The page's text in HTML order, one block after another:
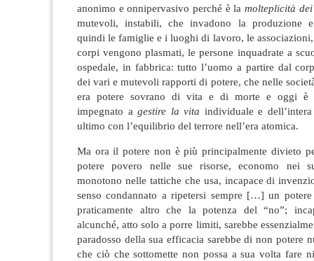
anonimo e onnipervasivo perché è lamolteplicità
mutevoli, instabili, che invadono la produzione
quindi le famiglie e i luoghi di lavoro, le
corpi vengono plasmati, le persone inquadrate a
ospedale, in fabbrica: tutto l’uomo a partire dal
dei vari e mutevoli rapporti di potere, che nelle
era potere sovrano di vita e di morte e oggi è
impegnato a gestire la vita individuale e
ultimo con l’equilibrio del terrore nell’era atomica.
Ma ora il potere non è più principalmente divieto
potere povero nelle sue risorse, economo nei
monotono nelle tattiche che usa, incapace di
senso condannato a ripetersi sempre […] un potere
praticamente altro che la potenza del “no”;
alcunché, atto solo a porre limiti, sarebbe
paradosso della sua efficacia sarebbe di non potere
che ciò che sottomette non possa a sua volta fare